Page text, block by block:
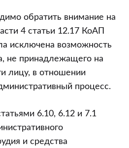
обратить внимание на
4 статьи 12.17 КоАП
исключена возможность
не принадлежащего на
лицу, в отношении
процесс.
6.10, 6.12 и 7.1
и средства